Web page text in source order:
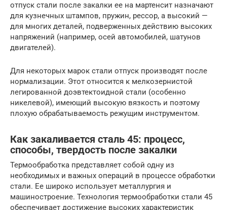
отпуск стали после закалки ее на мартенсит назначают
для кузнечных штампов, пружин, рессор, а высокий —
для многих деталей, подверженных действию высоких
напряжений (например, осей автомобилей, шатунов
двигателей).
Для некоторых марок стали отпуск производят после
нормализации. Этот относится к мелкозернистой
легированной доэвтектоидной стали (особенно
никелевой), имеющий высокую вязкость и поэтому
плохую обрабатываемость режущим инструментом.
Как закаливается сталь 45: процесс,
способы, твердость после закалки
Термообработка представляет собой одну из
необходимых и важных операций в процессе обработки
стали. Ее широко использует металлургия и
машиностроение. Технология термообработки стали 45
обеспечивает достижение высоких характеристик